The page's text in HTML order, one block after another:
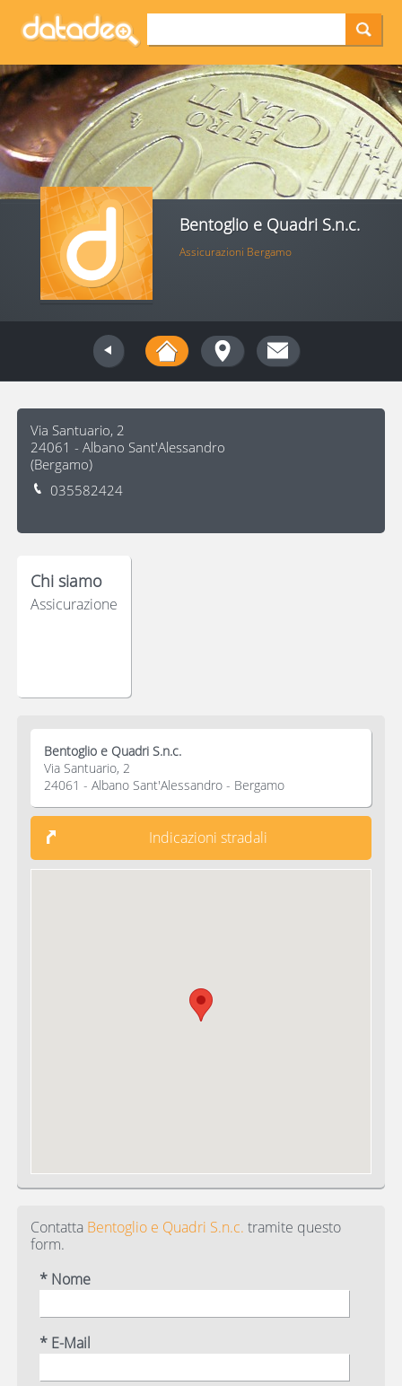
Bentoglio e Quadri S.n.c.
Assicurazioni Bergamo
Via Santuario, 2
24061 - Albano Sant'Alessandro
(Bergamo)
035582424
Chi siamo
Assicurazione
Bentoglio e Quadri S.n.c.
Via Santuario, 2
24061 - Albano Sant'Alessandro - Bergamo
Indicazioni stradali
Contatta Bentoglio e Quadri S.n.c. tramite questo
form.
* Nome
* E-Mail